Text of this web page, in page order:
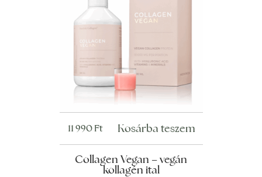
Collagen Vegan – vegán
kollagén ital
11 990Ft Kosárba teszem